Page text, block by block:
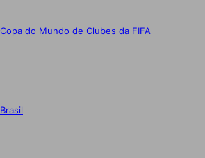
Copa do Mundo de Clubes da FIFA
Brasil